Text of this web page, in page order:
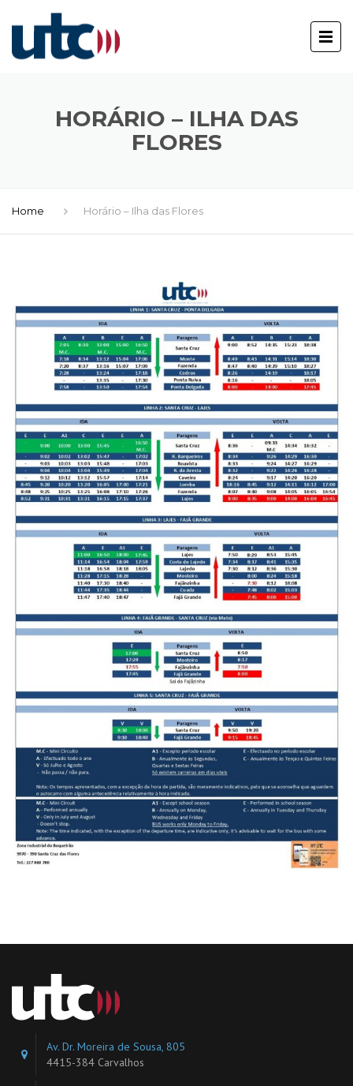
HORÁRIO – ILHA DAS
FLORES
Home Horário – Ilha das Flores
Av. Dr. Moreira de Sousa, 805
4415-384 Carvalhos